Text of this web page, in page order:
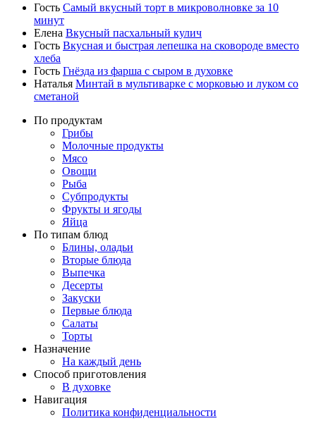
Гость Самый вкусный торт в микроволновке за 10
минут
Елена Вкусный пасхальный кулич
Гость Вкусная и быстрая лепешка на сковороде вместо
хлеба
Гость Гнёзда из фарша с сыром в духовке
Наталья Минтай в мультиварке с морковью и луком со
сметаной
По продуктам
Грибы
Молочные продукты
Мясо
Овощи
Рыба
Субпродукты
Фрукты и ягоды
Яйца
По типам блюд
Блины, оладьи
Вторые блюда
Выпечка
Десерты
Закуски
Первые блюда
Салаты
Торты
Назначение
На каждый день
Способ приготовления
В духовке
Навигация
Политика конфиденциальности